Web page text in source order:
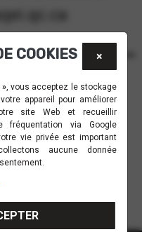
infolettre!
×
COOKIES
, vous acceptez le stockage
appareil pour améliorer
site Web et recueillir
fréquentation via Google
vie privée est important
aucune donnée